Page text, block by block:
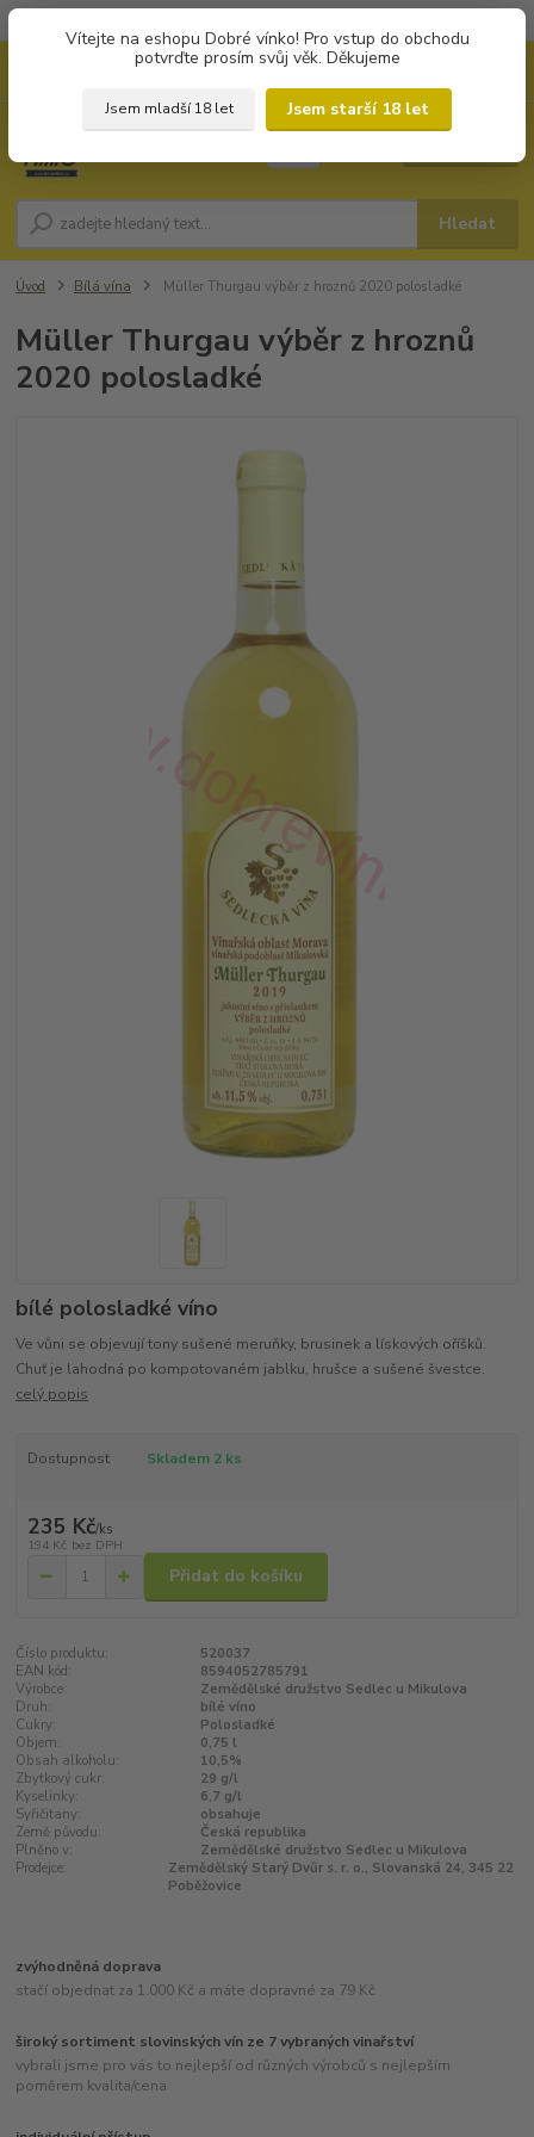
Vítejte na eshopu Dobré vínko! Pro vstup do obchodu
potvrďte prosím svůj věk. Děkujeme
Jsem mladší 18 let
Jsem starší 18 let
Hledat
Úvod Bílá vína Müller Thurgau výběr z hroznů 2020 polosladké
Müller Thurgau výběr z hroznů
2020 polosladké
bílé polosladké víno
Ve vůni se objevují tony sušené meruňky, brusinek a lískových oříšků.
Chuť je lahodná po kompotovaném jablku, hrušce a sušené švestce.
celý popis
Dostupnost Skladem 2 ks
235 Kč/ks
194 Kč bez DPH
Přidat do košíku
Číslo produktu:
520037
EAN kód:
8594052785791
Výrobce:
Zemědělské družstvo Sedlec u Mikulova
Druh:
bílé víno
Cukry:
Polosladké
Objem:
0,75 l
Obsah alkoholu:
10,5%
Zbytkový cukr:
29 g/l
Kyselinky:
6,7 g/l
Syřičitany:
obsahuje
Země původu:
Česká republika
Plněno v:
Zemědělské družstvo Sedlec u Mikulova
Prodejce:
Zemědělský Starý Dvůr s. r. o., Slovanská 24, 345 22
Poběžovice
zvýhodněná doprava
stačí objednat za 1.000 Kč a máte dopravné za 79 Kč
široký sortiment slovinských vín ze 7 vybraných vinařství
vybrali jsme pro vás to nejlepší od různých výrobců s nejlepším
poměrem kvalita/cena